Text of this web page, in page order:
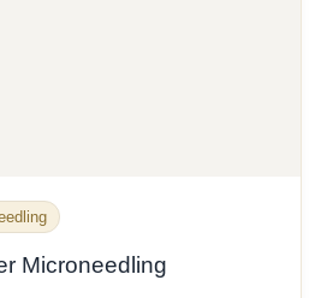
Microneedling